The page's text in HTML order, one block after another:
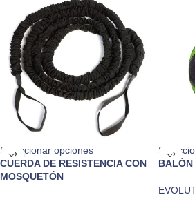
Seleccionar opciones
CUERDA DE RESISTENCIA CON
MOSQUETÓN
BALÓN